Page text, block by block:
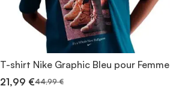
T-shirt Nike Graphic Bleu pour Femme
21,99 €44,99 €